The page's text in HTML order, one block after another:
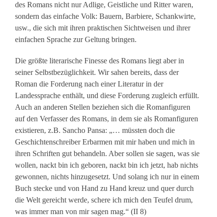
des Romans nicht nur Adlige, Geistliche und Ritter waren,
sondern das einfache Volk: Bauern, Barbiere, Schankwirte,
usw., die sich mit ihren praktischen Sichtweisen und ihrer
einfachen Sprache zur Geltung bringen.
Die größte literarische Finesse des Romans liegt aber in
seiner Selbstbezüglichkeit. Wir sahen bereits, dass der
Roman die Forderung nach einer Literatur in der
Landessprache enthält, und diese Forderung zugleich erfüllt.
Auch an anderen Stellen beziehen sich die Romanfiguren
auf den Verfasser des Romans, in dem sie als Romanfiguren
existieren, z.B. Sancho Pansa: „… müssten doch die
Geschichtenschreiber Erbarmen mit mir haben und mich in
ihren Schriften gut behandeln. Aber sollen sie sagen, was sie
wollen, nackt bin ich geboren, nackt bin ich jetzt, hab nichts
gewonnen, nichts hinzugesetzt. Und solang ich nur in einem
Buch stecke und von Hand zu Hand kreuz und quer durch
die Welt gereicht werde, schere ich mich den Teufel drum,
was immer man von mir sagen mag.“ (II 8)